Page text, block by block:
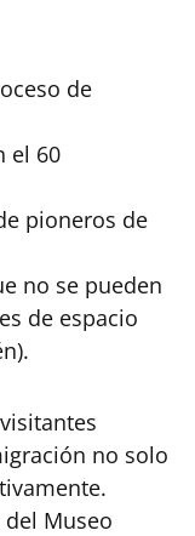
de
el 60
pioneros de
no se pueden
de espacio
no solo
Museo